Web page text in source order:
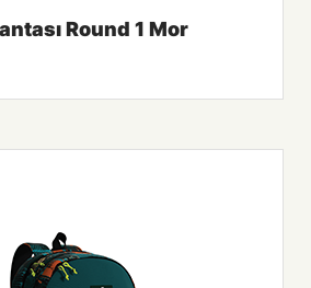
Round 1 Mor